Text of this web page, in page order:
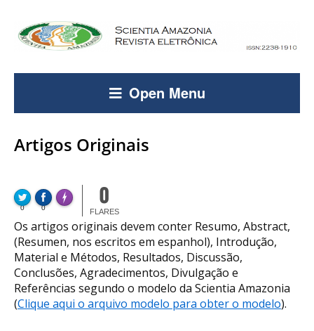
Open Menu
Artigos Originais
0 0
Made with FLARE
0
FLARES
Os artigos originais devem conter Resumo, Abstract,
(Resumen, nos escritos em espanhol), Introdução,
Material e Métodos, Resultados, Discussão,
Conclusões, Agradecimentos, Divulgação e
Referências segundo o modelo da Scientia Amazonia
(Clique aqui o arquivo modelo para obter o modelo).